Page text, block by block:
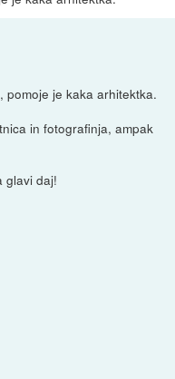
pomoje je kaka arhitektka.
in fotografinja, ampak
glavi daj!